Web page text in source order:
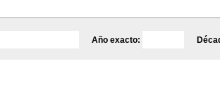
Año exacto: